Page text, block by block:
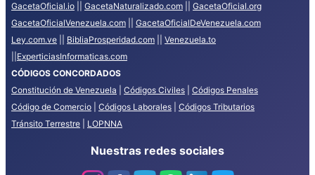
GacetaOficial.io
GacetaNaturalizado.com
GacetaOficial.org
GacetaOficialVenezuela.com
GacetaOficialDeVenezuela.com
Ley.com.ve
BibliaProsperidad.com
Venezuela.to
ExperticiasInformaticas.com
CÓDIGOS CONCORDADOS
Constitución de Venezuela
Códigos Civiles
Códigos Penales
Código de Comercio
Códigos Laborales
Códigos Tributarios
Tránsito Terrestre
LOPNNA
Nuestras redes sociales